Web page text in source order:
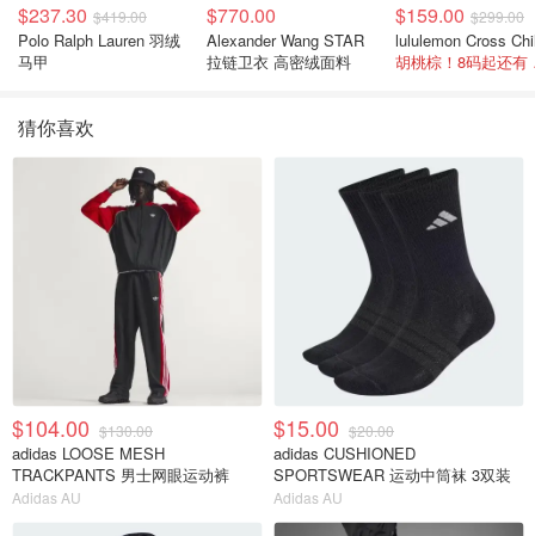
$237.30 $419.00
Polo Ralph Lauren 羽绒
马甲
$770.00
Alexander Wang STAR
拉链卫衣 高密绒面料
$159.00 $299.00
猜你喜欢
$104.00 $130.00
adidas LOOSE MESH
TRACKPANTS 男士网眼运动裤
Adidas AU
$15.00 $20.00
adidas CUSHIONED
SPORTSWEAR 运动中筒袜 3双装
Adidas AU